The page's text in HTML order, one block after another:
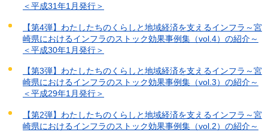
＜平成31年1月発行＞
【第4弾】わたしたちのくらしと地域経済を支えるインフラ～宮
崎県におけるインフラのストック効果事例集（vol.4）の紹介～
＜平成30年1月発行＞
【第3弾】わたしたちのくらしと地域経済を支えるインフラ～宮
崎県におけるインフラのストック効果事例集（vol.3）の紹介～
＜平成29年1月発行＞
【第2弾】わたしたちのくらしと地域経済を支えるインフラ～宮
崎県におけるインフラのストック効果事例集（vol.2）の紹介～